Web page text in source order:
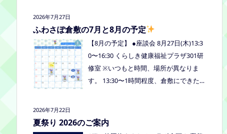
7(木)13:30〜リアラボさんに来てもら
ある方はぜひお越しください
2026年7月27日
ふわさぽ倉敷の7月と8月の予定
【8月の予定】 ●座談会 8月27日(木)13:3
0〜16:30 くらしき健康福祉プラザ301研
修室 ※いつもと時間、場所が異なりま
す。 13:30〜1時間程度、倉敷にできた通
いてなど、聞いてみましょう！ 事前に
2026年7月22日
夏祭り 2026のご案内